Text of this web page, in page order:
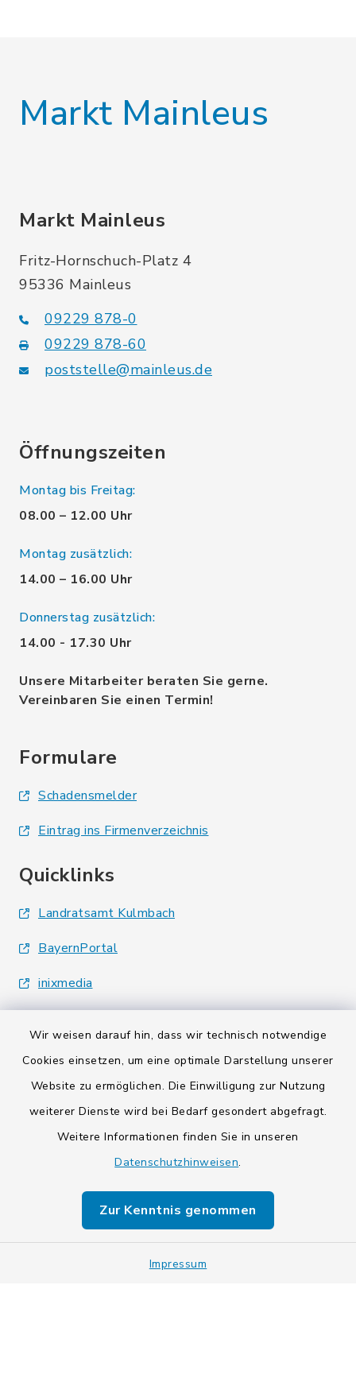
Wir weisen darauf hin, dass wir technisch notwendige
Cookies einsetzen, um eine optimale Darstellung unserer
Website zu ermöglichen. Die Einwilligung zur Nutzung
weiterer Dienste wird bei Bedarf gesondert abgefragt.
Weitere Informationen finden Sie in unseren
Datenschutzhinweisen.
Zur Kenntnis genommen
Impressum
Markt Mainleus
Markt Mainleus
Fritz-Hornschuch-Platz 4
95336 Mainleus
09229 878-0
09229 878-60
poststelle@mainleus.de
Öffnungszeiten
Montag bis Freitag:
08.00 – 12.00 Uhr
Montag zusätzlich:
14.00 – 16.00 Uhr
Donnerstag zusätzlich:
14.00 - 17.30 Uhr
Unsere Mitarbeiter beraten Sie gerne.
Vereinbaren Sie einen Termin!
Formulare
Schadensmelder
Eintrag ins Firmenverzeichnis
Quicklinks
Landratsamt Kulmbach
BayernPortal
inixmedia
Barrierefreiheit
Impressum
Sitemap